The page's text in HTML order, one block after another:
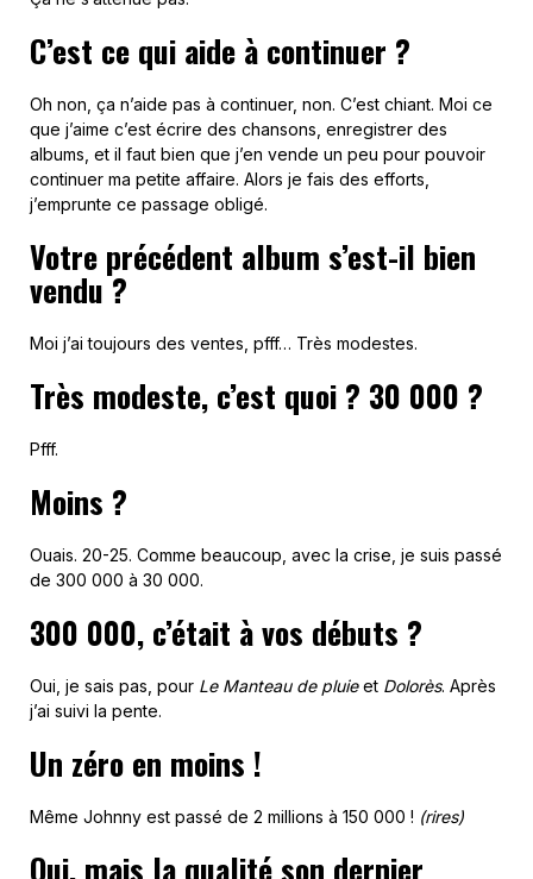
C’est ce qui aide à continuer ?
Oh non, ça n’aide pas à continuer, non. C’est chiant. Moi ce
que j’aime c’est écrire des chansons, enregistrer des
albums, et il faut bien que j’en vende un peu pour pouvoir
continuer ma petite affaire. Alors je fais des efforts,
j’emprunte ce passage obligé.
Votre précédent album s’est-il bien
vendu ?
Moi j’ai toujours des ventes, pfff… Très modestes.
Très modeste, c’est quoi ? 30 000 ?
Pfff.
Moins ?
Ouais. 20-25. Comme beaucoup, avec la crise, je suis passé
de 300 000 à 30 000.
300 000, c’était à vos débuts ?
Oui, je sais pas, pour Le Manteau de pluieet Dolorès. Après
j’ai suivi la pente.
Un zéro en moins !
Même Johnny est passé de 2 millions à 150 000 ! (rires)
Oui, mais la qualité son dernier